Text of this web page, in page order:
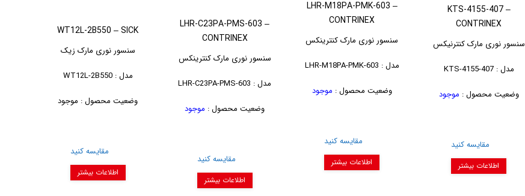
KTS-4155-407 –
CONTRINEX
سنسور نوری مارک کنترنیکس
مدل : KTS-4155-407
وضعیت محصول : موجود
مقایسه کنید
اطلاعات بیشتر
LHR-M18PA-PMK-603 –
CONTRINEX
سنسور نوری مارک کنترینکس
مدل : LHR-M18PA-PMK-603
وضعیت محصول : موجود
مقایسه کنید
اطلاعات بیشتر
LHR-C23PA-PMS-603 –
CONTRINEX
سنسور نوری مارک کنترینکس
مدل : LHR-C23PA-PMS-603
وضعیت محصول : موجود
مقایسه کنید
اطلاعات بیشتر
WT12L-2B550 – SICK
سنسور نوری مارک زیک
مدل : WT12L-2B550
وضعیت محصول : موجود
مقایسه کنید
اطلاعات بیشتر